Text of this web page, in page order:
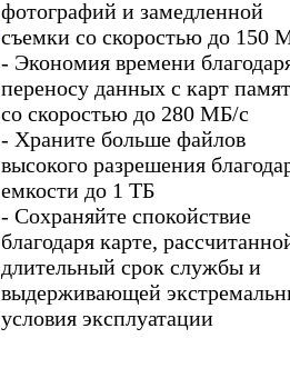
фотографий и замедленной
съемки со скоростью до 150
- Экономия времени
переносу данных с карт
со скоростью до 280 МБ/с
- Храните больше файлов
высокого разрешения
емкости до 1 ТБ
- Сохраняйте спокойствие
благодаря карте,
длительный срок службы и
выдерживающей
условия эксплуатации